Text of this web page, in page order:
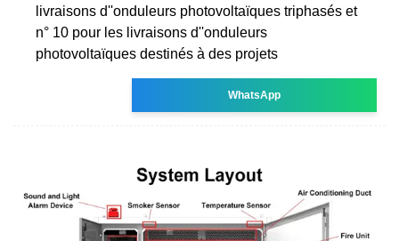
livraisons d''onduleurs photovoltaïques triphasés et
n° 10 pour les livraisons d''onduleurs
photovoltaïques destinés à des projets
WhatsApp